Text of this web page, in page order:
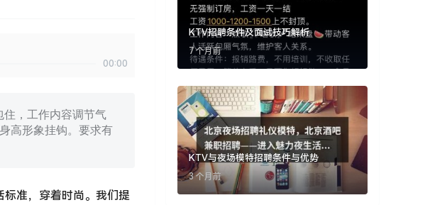
00:00
住，工作内容调节气
高形象挂钩。要求有
准，穿着时尚。我们提
KTV招聘条件及面试技巧解析
7 个月前
KTV与夜场模特招聘条件与优势
3 个月前